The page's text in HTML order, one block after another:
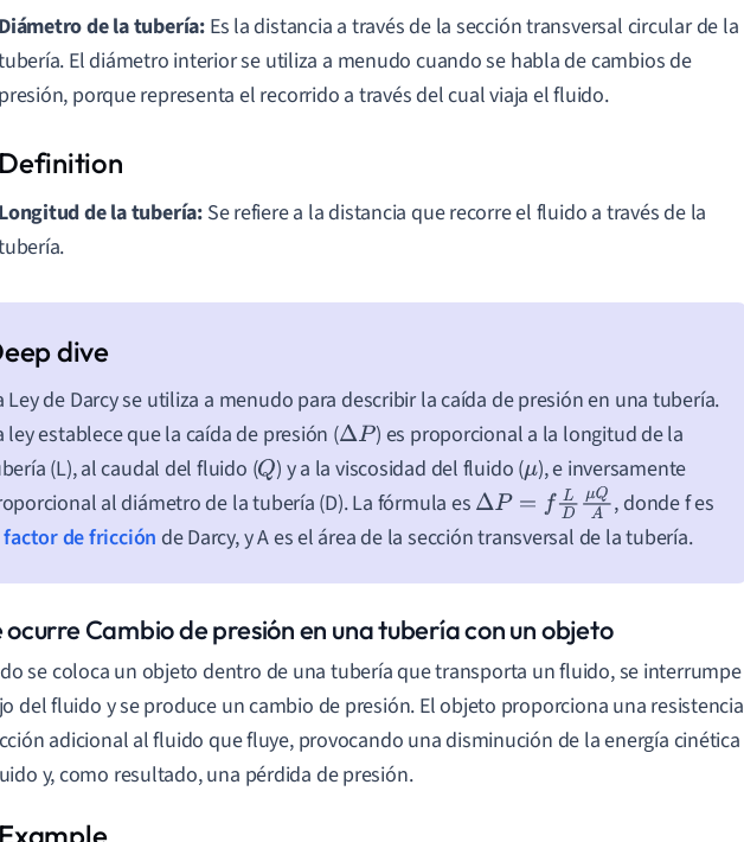
Diámetro de la tubería:Es la distancia a través de la sección transversal circular de la
El diámetro interior se utiliza a menudo cuando se habla de cambios de
presión, porque representa el recorrido a través del cual viaja el fluido.
Longitud de la tubería:Se refiere a la distancia que recorre el fluido a través de la
Ley de Darcy se utiliza a menudo para describir la caída de presión en una tubería.
ley establece que la caída de presión (ΔP ) es proporcional a la longitud de la
(L), al caudal del fluido (Q) y a la viscosidad del fluido (μ), e inversamente
al diámetro de la tubería (D). La fórmula es ΔP=f LD μQA
, donde f es
factor de fricción de Darcy, y A es el área de la sección transversal de la tubería.
ocurre Cambio de presión en una tubería con un objeto
se coloca un objeto dentro de una tubería que transporta un fluido, se interrumpe
del fluido y se produce un cambio de presión. El objeto proporciona una resistencia
adicional al fluido que fluye, provocando una disminución de la energía cinética
y, como resultado, una pérdida de presión.